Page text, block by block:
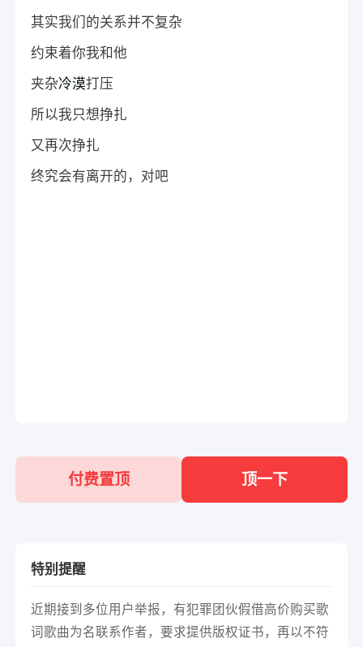
其实我们的关系并不复杂
约束着你我和他
夹杂冷漠打压
所以我只想挣扎
又再次挣扎
终究会有离开的，对吧
付费置顶 顶一下
特别提醒
近期接到多位用户举报，有犯罪团伙假借高价购买歌
词歌曲为名联系作者，要求提供版权证书，再以不符